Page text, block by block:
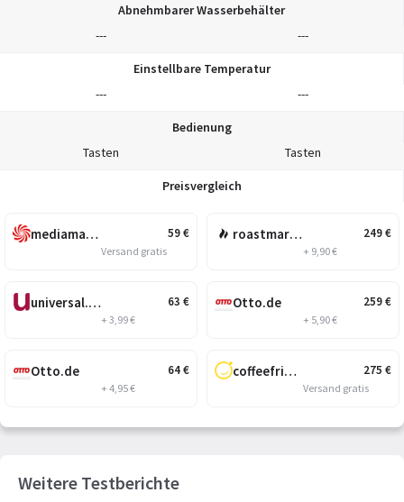
Abnehmbarer Wasserbehälter
---
---
Einstellbare Temperatur
---
---
Bedienung
Tasten
Tasten
Preisvergleich
59€
mediamarkt.at
Versand gratis
63 €
universal.at
+ 3,99 €
64€
Otto.de
+ 4,95 €
249€
roastmarket.de-at
+ 9,90 €
259€
Otto.de
+ 5,90 €
275 €
coffeefriend.at
Versand gratis
Weitere Testberichte